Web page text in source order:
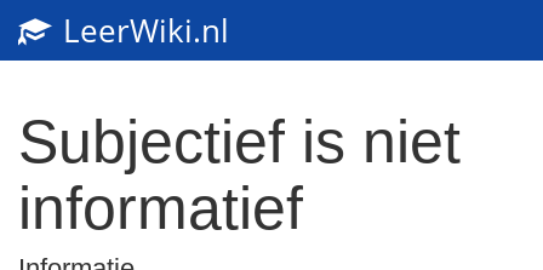
LeerWiki.nl
Subjectief is niet
informatief